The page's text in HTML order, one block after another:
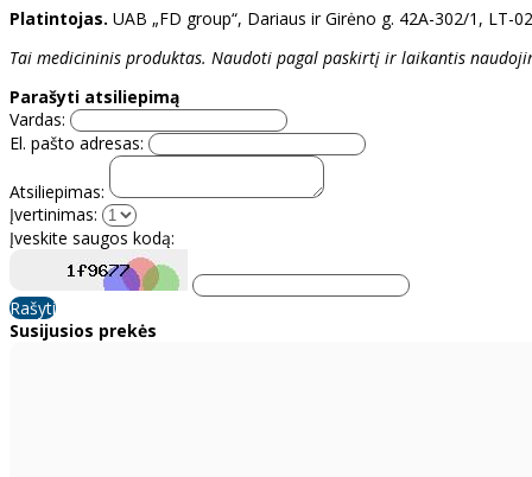
Platintojas. UAB „FD group“, Dariaus ir Girėno g. 42A-302/1, LT-
Tai medicininis produktas. Naudoti pagal paskirtį ir laikantis
Parašyti atsiliepimą
Vardas:
El. pašto adresas:
Atsiliepimas:
Įvertinimas:
Įveskite saugos kodą:
Rašyti
Susijusios prekės